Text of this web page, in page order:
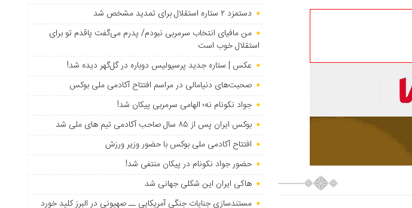
دستمزد ۲ ستاره استقلال برای تمدید مشخص شد
من مافیای انتخاب سرمربی نبودم/ پدرم می‌گفت پاقدم تو برای
استقلال خوب است
عکس | ستاره جدید پرسپولیس دوباره در گل‌گهر دیده شد!
صحبت‌های دنیامالی در مراسم افتتاح آکادمی ملی بوکس
جواد نکونام نه؛ الهامی سرمربی پیکان شد!
بوکس ایران پس از ۸۵ سال صاحب آکادمی تیم های ملی شد
افتتاح آکادمی ملی بوکس با حضور وزیر ورزش
حضور جواد نکونام در پیکان منتفی شد!
هاکی ایران این شکلی جهانی شد
مستندسازی جنایات جنگی آمریکایی ــ صهیونی در البرز کلید خورد